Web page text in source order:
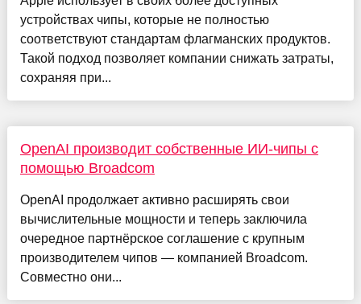
устройствах чипы, которые не полностью
соответствуют стандартам флагманских продуктов.
Такой подход позволяет компании снижать затраты,
сохраняя при...
OpenAI производит собственные ИИ-чипы с
помощью Broadcom
OpenAI продолжает активно расширять свои
вычислительные мощности и теперь заключила
очередное партнёрское соглашение с крупным
производителем чипов — компанией Broadcom.
Совместно они...